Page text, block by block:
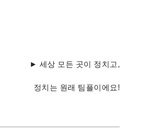
► 세상 모든 곳이 정치고,
정치는 원래 팀플이에요!